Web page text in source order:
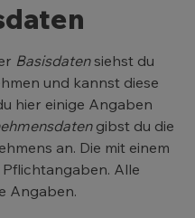
Basisdatensiehst du
und kannst diese
hier einige Angaben
gibst du die
an. Die mit einem
Alle
Angaben.